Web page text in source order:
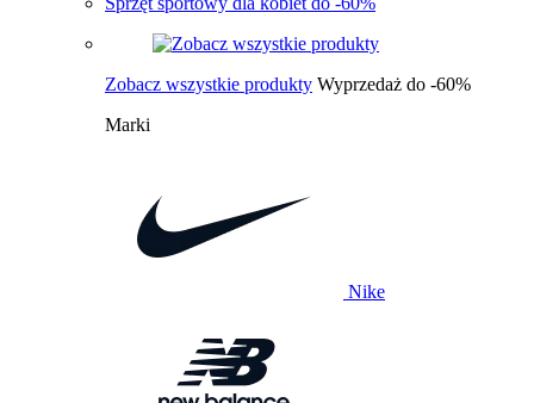
Zobacz wszystkie produkty Wyprzedaż do -60%
Marki
Nike